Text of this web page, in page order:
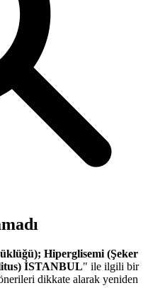
Hiperglisemi (Şeker
İSTANBUL" ile ilgili bir
dikkate alarak yeniden